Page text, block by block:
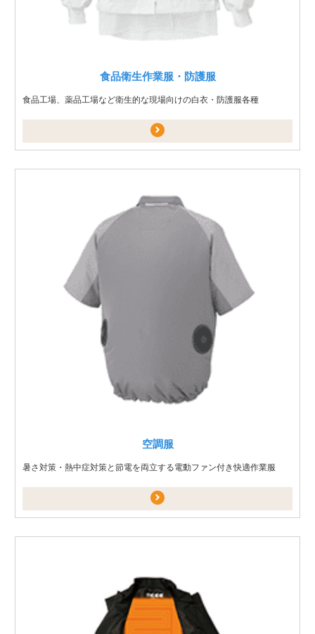
食品衛生作業服・防護服
食品工場、薬品工場など衛生的な現場向けの白衣・防護服各種
空調服
暑さ対策・熱中症対策と節電を両立する電動ファン付き快適作業服